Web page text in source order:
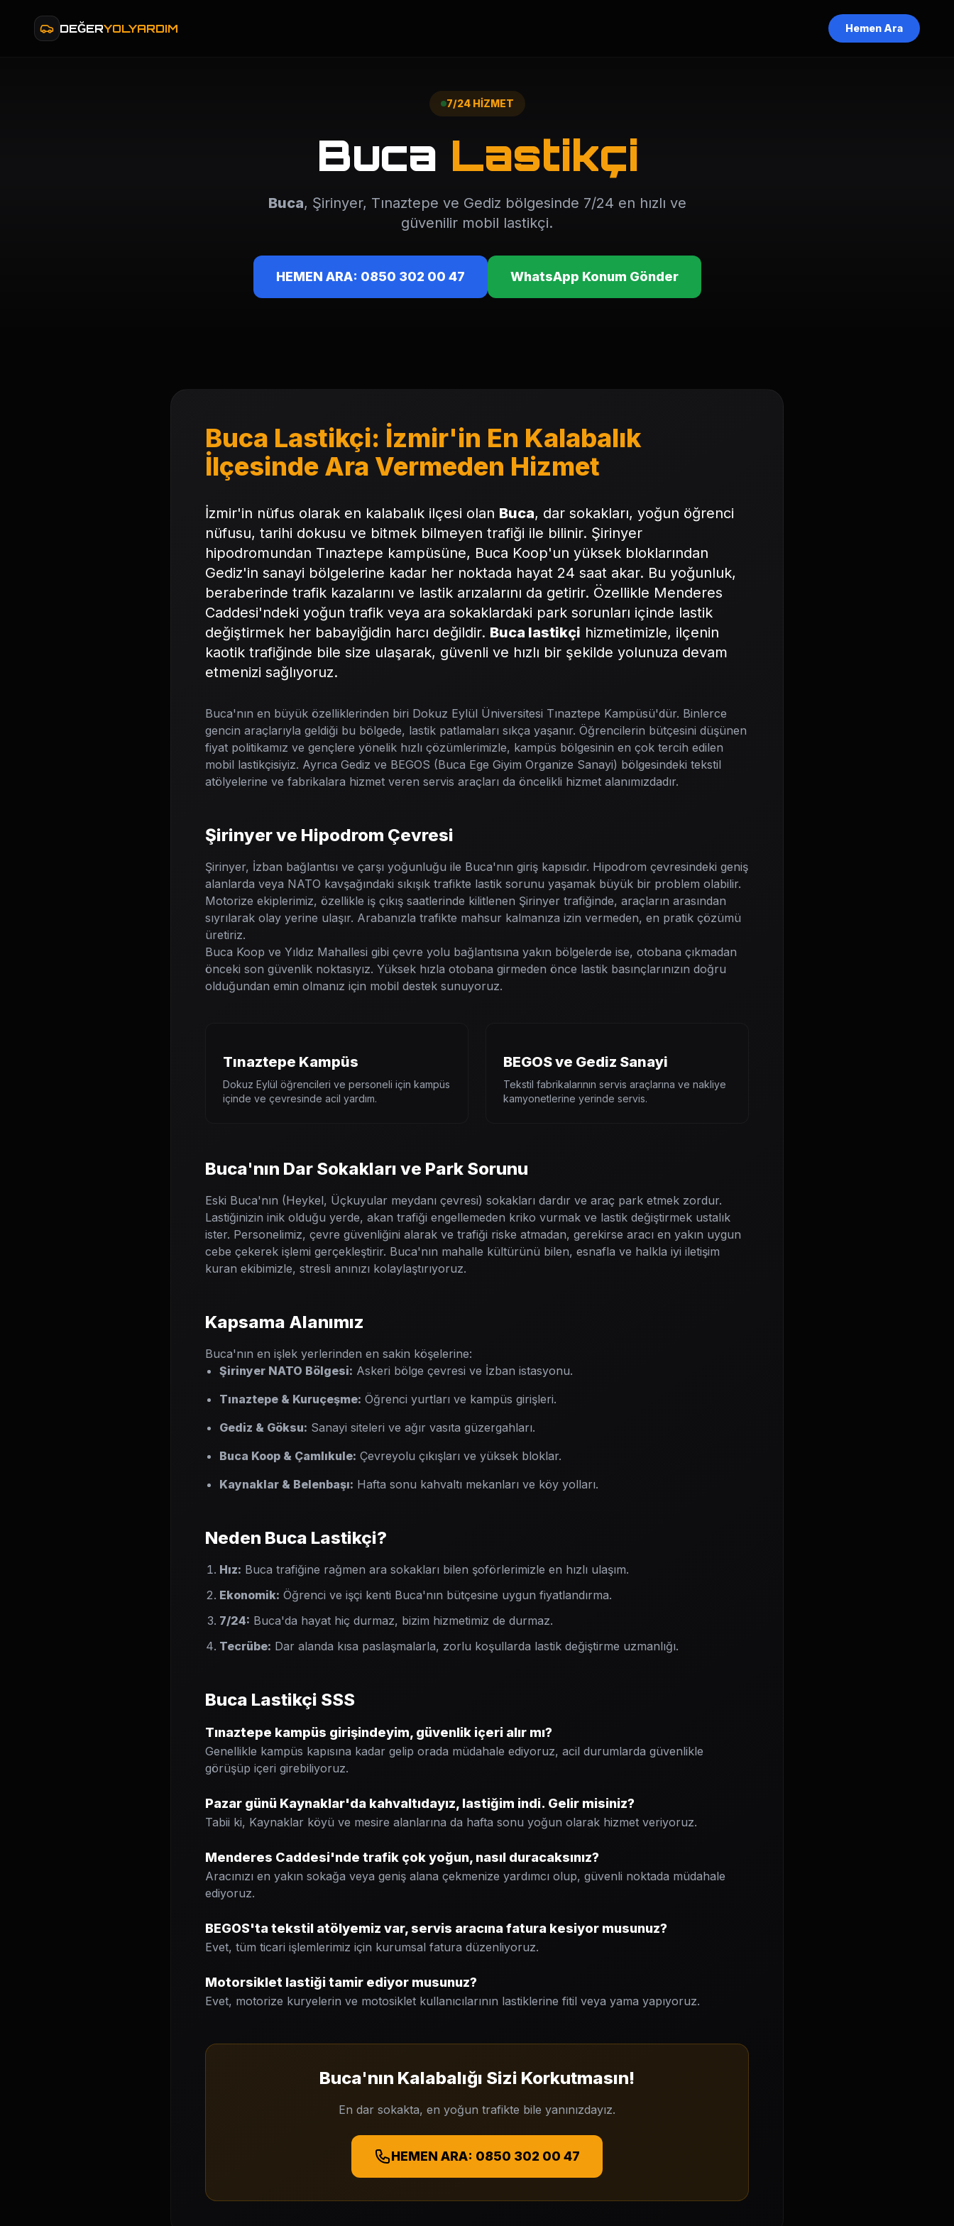
DEĞERYOLYARDIM Hemen Ara
7/24 HİZMET
Buca Lastikçi
Buca, Şirinyer, Tınaztepe ve Gediz bölgesinde 7/24 en hızlı ve
güvenilir mobil lastikçi.
HEMEN ARA: 0850 302 00 47 WhatsApp Konum Gönder
Buca Lastikçi: İzmir'in En Kalabalık
İlçesinde Ara Vermeden Hizmet
İzmir'in nüfus olarak en kalabalık ilçesi olan Buca, dar sokakları, yoğun öğrenci
nüfusu, tarihi dokusu ve bitmek bilmeyen trafiği ile bilinir. Şirinyer
hipodromundan Tınaztepe kampüsüne, Buca Koop'un yüksek bloklarından
Gediz'in sanayi bölgelerine kadar her noktada hayat 24 saat akar. Bu yoğunluk,
beraberinde trafik kazalarını ve lastik arızalarını da getirir. Özellikle Menderes
Caddesi'ndeki yoğun trafik veya ara sokaklardaki park sorunları içinde lastik
değiştirmek her babayiğidin harcı değildir. Buca lastikçi hizmetimizle, ilçenin
kaotik trafiğinde bile size ulaşarak, güvenli ve hızlı bir şekilde yolunuza devam
etmenizi sağlıyoruz.
Buca'nın en büyük özelliklerinden biri Dokuz Eylül Üniversitesi Tınaztepe Kampüsü'dür. Binlerce
gencin araçlarıyla geldiği bu bölgede, lastik patlamaları sıkça yaşanır. Öğrencilerin bütçesini düşünen
fiyat politikamız ve gençlere yönelik hızlı çözümlerimizle, kampüs bölgesinin en çok tercih edilen
mobil lastikçisiyiz. Ayrıca Gediz ve BEGOS (Buca Ege Giyim Organize Sanayi) bölgesindeki tekstil
atölyelerine ve fabrikalara hizmet veren servis araçları da öncelikli hizmet alanımızdadır.
Şirinyer ve Hipodrom Çevresi
Şirinyer, İzban bağlantısı ve çarşı yoğunluğu ile Buca'nın giriş kapısıdır. Hipodrom çevresindeki geniş
alanlarda veya NATO kavşağındaki sıkışık trafikte lastik sorunu yaşamak büyük bir problem olabilir.
Motorize ekiplerimiz, özellikle iş çıkış saatlerinde kilitlenen Şirinyer trafiğinde, araçların arasından
sıyrılarak olay yerine ulaşır. Arabanızla trafikte mahsur kalmanıza izin vermeden, en pratik çözümü
üretiriz.
Buca Koop ve Yıldız Mahallesi gibi çevre yolu bağlantısına yakın bölgelerde ise, otobana çıkmadan
önceki son güvenlik noktasıyız. Yüksek hızla otobana girmeden önce lastik basınçlarınızın doğru
olduğundan emin olmanız için mobil destek sunuyoruz.
Tınaztepe Kampüs
Dokuz Eylül öğrencileri ve personeli için kampüs
içinde ve çevresinde acil yardım.
BEGOS ve Gediz Sanayi
Tekstil fabrikalarının servis araçlarına ve nakliye
kamyonetlerine yerinde servis.
Buca'nın Dar Sokakları ve Park Sorunu
Eski Buca'nın (Heykel, Üçkuyular meydanı çevresi) sokakları dardır ve araç park etmek zordur.
Lastiğinizin inik olduğu yerde, akan trafiği engellemeden kriko vurmak ve lastik değiştirmek ustalık
ister. Personelimiz, çevre güvenliğini alarak ve trafiği riske atmadan, gerekirse aracı en yakın uygun
cebe çekerek işlemi gerçekleştirir. Buca'nın mahalle kültürünü bilen, esnafla ve halkla iyi iletişim
kuran ekibimizle, stresli anınızı kolaylaştırıyoruz.
Kapsama Alanımız
Buca'nın en işlek yerlerinden en sakin köşelerine:
Şirinyer NATO Bölgesi: Askeri bölge çevresi ve İzban istasyonu.
Tınaztepe & Kuruçeşme: Öğrenci yurtları ve kampüs girişleri.
Gediz & Göksu: Sanayi siteleri ve ağır vasıta güzergahları.
Buca Koop & Çamlıkule: Çevreyolu çıkışları ve yüksek bloklar.
Kaynaklar & Belenbaşı: Hafta sonu kahvaltı mekanları ve köy yolları.
Neden Buca Lastikçi?
Hız: Buca trafiğine rağmen ara sokakları bilen şoförlerimizle en hızlı ulaşım.
Ekonomik: Öğrenci ve işçi kenti Buca'nın bütçesine uygun fiyatlandırma.
7/24: Buca'da hayat hiç durmaz, bizim hizmetimiz de durmaz.
Tecrübe: Dar alanda kısa paslaşmalarla, zorlu koşullarda lastik değiştirme uzmanlığı.
Buca Lastikçi SSS
Tınaztepe kampüs girişindeyim, güvenlik içeri alır mı?
Genellikle kampüs kapısına kadar gelip orada müdahale ediyoruz, acil durumlarda güvenlikle
görüşüp içeri girebiliyoruz.
Pazar günü Kaynaklar'da kahvaltıdayız, lastiğim indi. Gelir misiniz?
Tabii ki, Kaynaklar köyü ve mesire alanlarına da hafta sonu yoğun olarak hizmet veriyoruz.
Menderes Caddesi'nde trafik çok yoğun, nasıl duracaksınız?
Aracınızı en yakın sokağa veya geniş alana çekmenize yardımcı olup, güvenli noktada müdahale
ediyoruz.
BEGOS'ta tekstil atölyemiz var, servis aracına fatura kesiyor musunuz?
Evet, tüm ticari işlemlerimiz için kurumsal fatura düzenliyoruz.
Motorsiklet lastiği tamir ediyor musunuz?
Evet, motorize kuryelerin ve motosiklet kullanıcılarının lastiklerine fitil veya yama yapıyoruz.
Buca'nın Kalabalığı Sizi Korkutmasın!
En dar sokakta, en yoğun trafikte bile yanınızdayız.
HEMEN ARA: 0850 302 00 47